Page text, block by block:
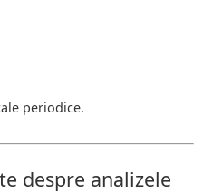
periodice.
despre analizele